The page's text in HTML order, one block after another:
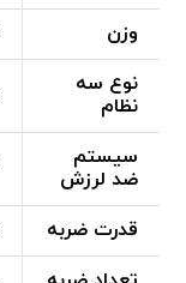
وزن
نوع سه
نظام
سیستم
ضد لرزش
قدرت ضربه